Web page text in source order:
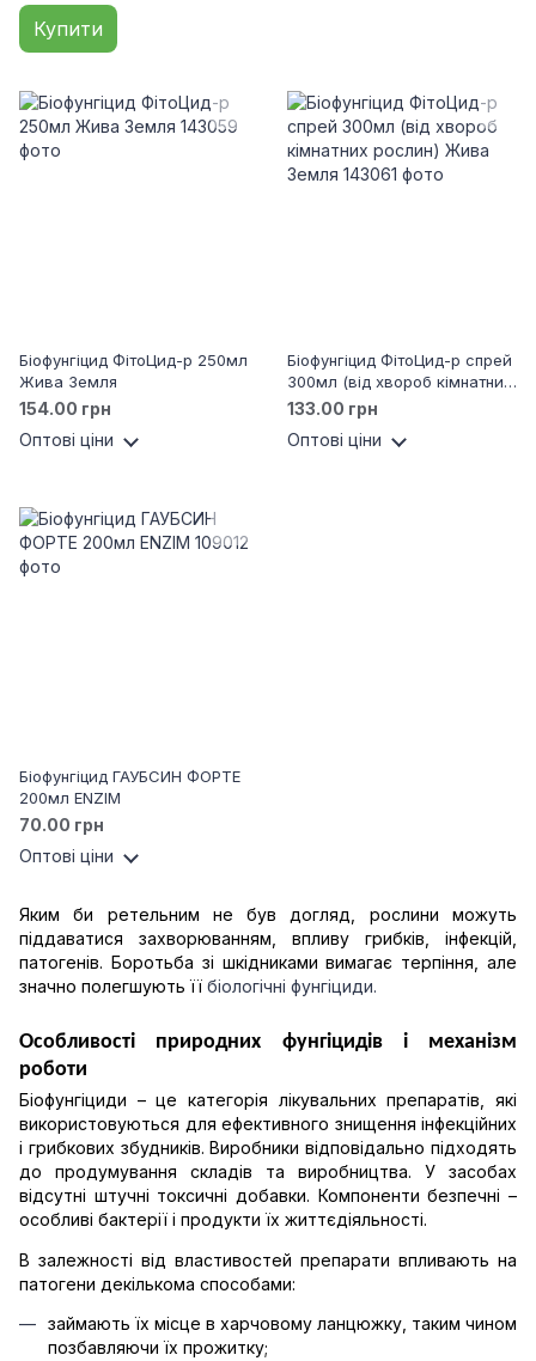
Купити
Біофунгіцид ФітоЦид-р 250мл
Жива Земля
154.00 грн
Оптові ціни
Біофунгіцид ФітоЦид-р спрей
300мл (від хвороб кімнатних
рослин) Жива Земля
133.00 грн
Оптові ціни
Біофунгіцид ГАУБСИН ФОРТЕ
200мл ENZIM
70.00 грн
Оптові ціни
Яким би ретельним не був догляд, рослини можуть
піддаватися захворюванням, впливу грибків, інфекцій,
патогенів. Боротьба зі шкідниками вимагає терпіння, але
значно полегшують її біологічні фунгіциди.
Особливості природних фунгіцидів і механізм
роботи
Біофунгіциди – це категорія лікувальних препаратів, які
використовуються для ефективного знищення інфекційних
і грибкових збудників. Виробники відповідально підходять
до продумування складів та виробництва. У засобах
відсутні штучні токсичні добавки. Компоненти безпечні –
особливі бактерії і продукти їх життєдіяльності.
В залежності від властивостей препарати впливають на
патогени декількома способами:
займають їх місце в харчовому ланцюжку, таким чином
позбавляючи їх прожитку;